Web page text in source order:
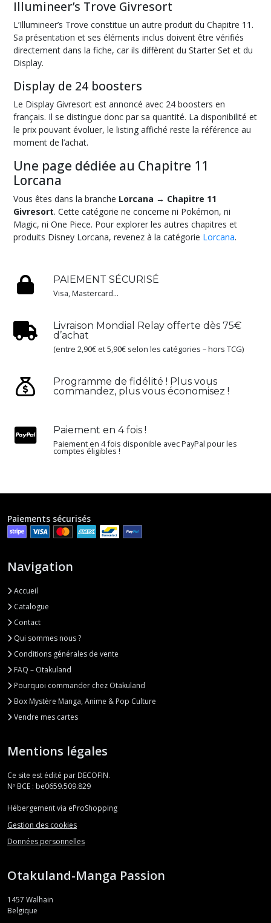
Illumineer’s Trove Givresort
L’Illumineer’s Trove constitue un autre produit du Chapitre 11.
Sa présentation et ses éléments inclus doivent être vérifiés
directement dans la fiche, car ils diffèrent du Starter Set et du
Display.
Display de 24 boosters
Le Display Givresort est annoncé avec 24 boosters en
français. Il se distingue donc par sa quantité. La disponibilité et
le prix pouvant évoluer, le listing affiché reste la référence au
moment de l’achat.
Une page dédiée au Chapitre 11
Lorcana
Vous êtes dans la branche Lorcana → Chapitre 11
Givresort. Cette catégorie ne concerne ni Pokémon, ni
Magic, ni One Piece. Pour explorer les autres chapitres et
produits Disney Lorcana, revenez à la catégorie Lorcana.
PAIEMENT SÉCURISÉ
Visa, Mastercard...
Livraison Mondial Relay offerte dès 75€
d’achat
(entre 2,90€ et 5,90€ selon les catégories – hors TCG)
Programme de fidélité ! Plus vous
commandez, plus vous économisez !
Paiement en 4 fois !
Paiement en 4 fois disponible avec PayPal pour les
comptes éligibles !
Paiements sécurisés
Navigation
Accueil
Catalogue
Contact
Qui sommes nous ?
Conditions générales de vente
FAQ – Otakuland
Pourquoi commander chez Otakuland
Box Mystère Manga, Anime & Pop Culture
Vendre mes cartes
Mentions légales
Ce site est édité par DECOFIN.
Nº BCE : be0659.509.829
Hébergement via eProShopping
Gestion des cookies
Données personnelles
Otakuland-Manga Passion
1457 Walhain
Belgique